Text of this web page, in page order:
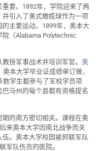
要。1892年，学院迎来了两
引入了美式橄榄球作为一项
主要运动。1899年，奥本大
（Alabama Polytechnic
授军事战术并培训军官。 奥
本大学毕业证成绩单订做，
数学生都参与了军校学员项
马州的每个县都有资格提名
的南方密切相关。课程在奥
来奥本大学因南北战争而关
。奥本大学校园被邦联军队
军队伤员的医院。